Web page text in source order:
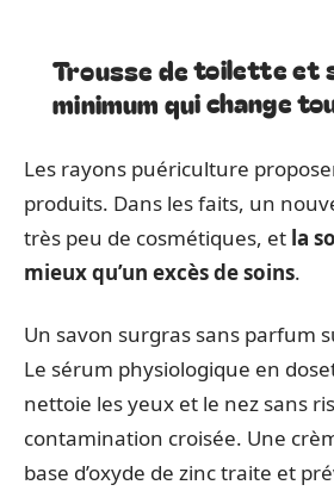
Trousse de toilette et
minimum qui change
Les rayons puériculture
produits. Dans les faits, un
très peu de cosmétiques, et la
mieux qu’un excès de soins.
Un savon surgras sans parfum
Le sérum physiologique en
nettoie les yeux et le nez sans
contamination croisée. Une
base d’oxyde de zinc traite et